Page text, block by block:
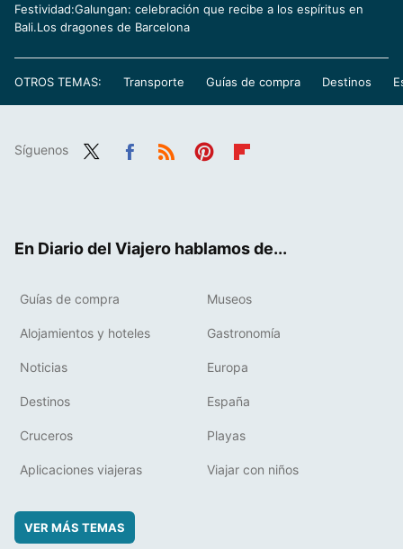
Festividad:Galungan: celebración que recibe a los espíritus en
Bali.Los dragones de Barcelona
OTROS TEMAS: Transporte Guías de compra Destinos
Síguenos
En Diario del Viajero hablamos de...
Guías de compra Museos
Alojamientos y hoteles Gastronomía
Noticias Europa
Destinos España
Cruceros Playas
Aplicaciones viajeras Viajar con niños
VER MÁS TEMAS